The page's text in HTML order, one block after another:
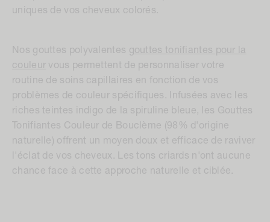
uniques de vos cheveux colorés.
Nos gouttes polyvalentes gouttes tonifiantes pour la
couleur vous permettent de personnaliser votre
routine de soins capillaires en fonction de vos
problèmes de couleur spécifiques. Infusées avec les
riches teintes indigo de la spiruline bleue, les Gouttes
Tonifiantes Couleur de Bouclème (98% d'origine
naturelle) offrent un moyen doux et efficace de raviver
l'éclat de vos cheveux. Les tons criards n'ont aucune
chance face à cette approche naturelle et ciblée.